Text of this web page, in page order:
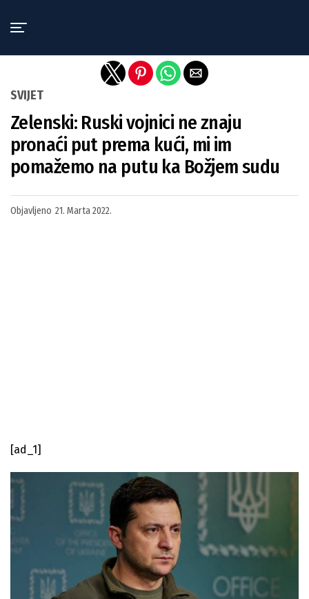
SVIJET
Zelenski: Ruski vojnici ne znaju
pronaći put prema kući, mi im
pomažemo na putu ka Božjem sudu
Objavljeno 21. Marta 2022.
[ad_1]